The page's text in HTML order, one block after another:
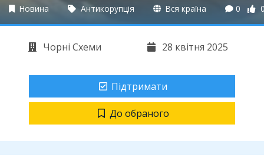
Новина Антикорупція Вся країна 0
Чорні Схеми 28 квітня 2025
Підтримати
До обраного